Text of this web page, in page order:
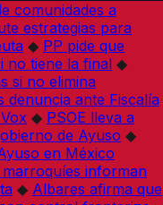
comunidades a
estrategias para
◆ PP pide que
no tiene la final ◆
si no elimina
denuncia ante Fiscalía
◆ PSOE lleva a
de Ayuso ◆
en México
marroquíes informan
◆ Albares afirma que